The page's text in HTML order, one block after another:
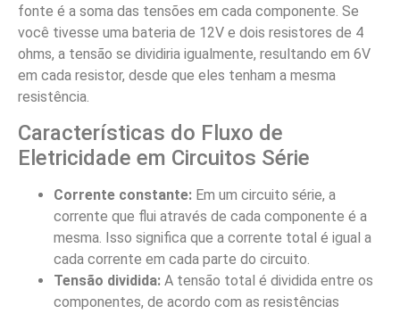
fonte é a soma das tensões em cada componente. Se
você tivesse uma bateria de 12V e dois resistores de 4
ohms, a tensão se dividiria igualmente, resultando em 6V
em cada resistor, desde que eles tenham a mesma
resistência.
Características do Fluxo de
Eletricidade em Circuitos Série
Corrente constante: Em um circuito série, a
corrente que flui através de cada componente é a
mesma. Isso significa que a corrente total é igual a
cada corrente em cada parte do circuito.
Tensão dividida: A tensão total é dividida entre os
componentes, de acordo com as resistências